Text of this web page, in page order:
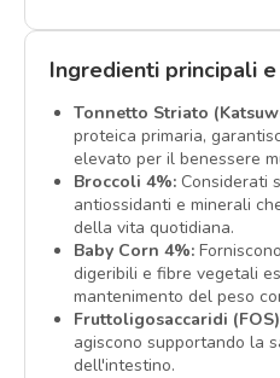
Ingredienti principali
Tonnetto Striato
proteica primaria,
elevato per il benessere
Broccoli 4%: Considerati
antiossidanti e minerali
della vita quotidiana.
Baby Corn 4%:
digeribili e fibre vegetali
mantenimento del peso
Fruttoligosaccaridi
agiscono supportando la
dell'intestino.